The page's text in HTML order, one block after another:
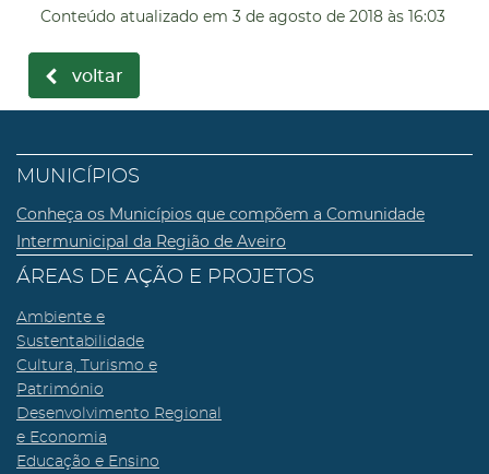
Conteúdo atualizado em 3 de agosto de 2018 às 16:03
voltar
MUNICÍPIOS
Conheça os Municípios que compõem a Comunidade
Intermunicipal da Região de Aveiro
ÁREAS DE AÇÃO E PROJETOS
Ambiente e
Sustentabilidade
Cultura, Turismo e
Património
Desenvolvimento Regional
e Economia
Educação e Ensino